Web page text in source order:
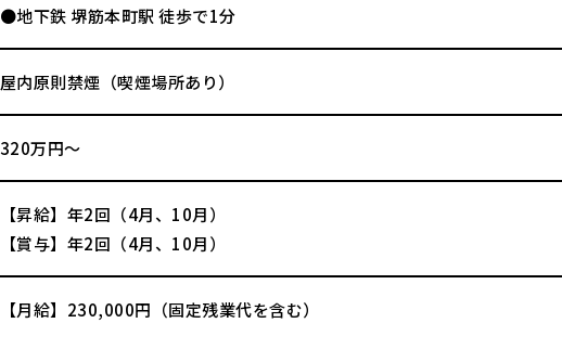
●地下鉄 堺筋本町駅 徒歩で1分
屋内原則禁煙（喫煙場所あり）
320万円～
【昇給】年2回（4月、10月）
【賞与】年2回（4月、10月）
【月給】230,000円（固定残業代を含む）